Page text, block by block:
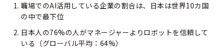
職場でのAI活用している企業の割合は、日本は世界10カ国
の中で最下位
日本人の76%の人がマネージャーよりロボットを信頼して
いる（グローバル平均：64%）